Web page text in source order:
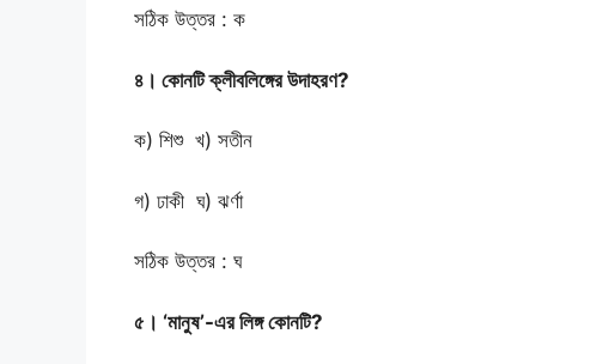
সঠিক উত্তর : ক
৪। কোনটি ক্লীবলিঙ্গের উদাহরণ?
ক) শিশু খ) সতীন
গ) ঢাকী ঘ) ঝর্ণা
সঠিক উত্তর : ঘ
৫। ‘মানুষ’-এর লিঙ্গ কোনটি?